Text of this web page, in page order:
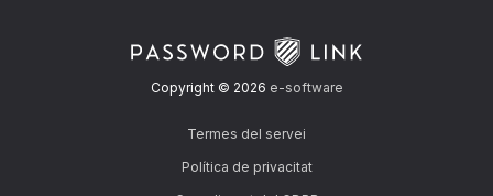
Copyright © 2026 e-software
Termes del servei
Política de privacitat